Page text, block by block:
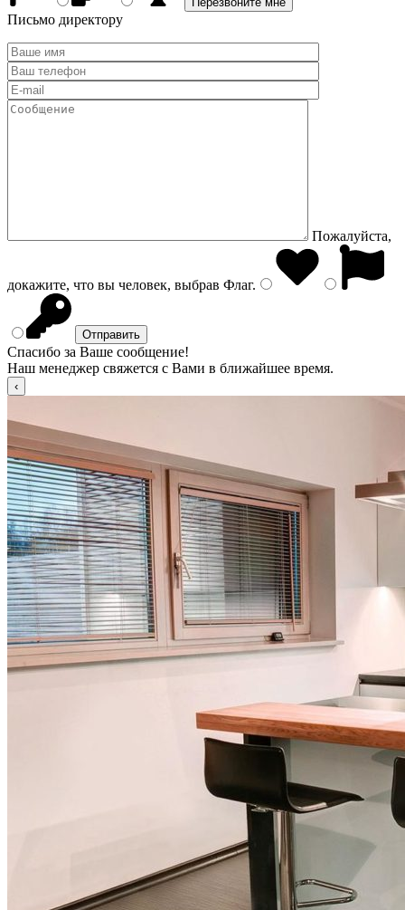
Письмо директору
Пожалуйста,
докажите, что вы человек, выбрав Флаг.
Спасибо за Ваше сообщение!
Наш менеджер свяжется с Вами в ближайшее время.